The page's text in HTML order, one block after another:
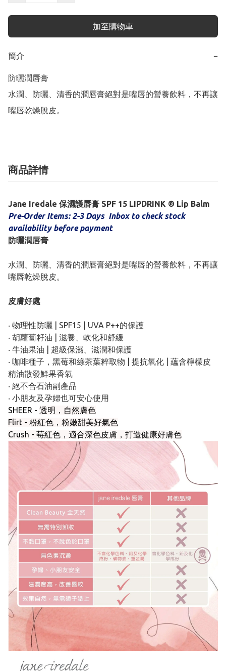
加至購物車
簡介 −
防曬潤唇膏
水潤、防曬、清香的潤唇膏絕對是嘴唇的營養飲料，不再讓
嘴唇乾燥脫皮。
商品詳情
Jane Iredale 保濕護唇膏 SPF 15 LIPDRINK ® Lip Balm
Pre-Order Items: 2-3 Days Inbox to check stock
availability before payment
防曬潤唇膏
水潤、防曬、清香的潤唇膏絕對是嘴唇的營養飲料，不再讓
嘴唇乾燥脫皮。
皮膚好處
‧ 物理性防曬 | SPF15 | UVA P++的保護
‧ 胡蘿蔔籽油 | 滋養、軟化和舒緩
‧ 牛油果油 | 超級保濕、滋潤和保護
‧ 咖啡種子，黑莓和綠茶葉粹取物 | 提抗氧化 | 蘊含檸檬皮
精油散發鮮果香氣
‧ 絕不合石油副產品
‧ 小朋友及孕婦也可安心使用
SHEER - 透明，自然膚色
Flirt - 粉紅色，粉嫩甜美好氣色
Crush - 莓紅色，適合深色皮膚，打造健康好膚色